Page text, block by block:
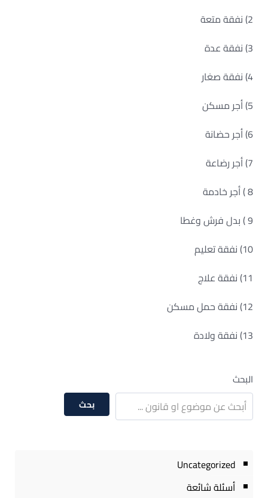
2) نفقة متعة
3) نفقة عدة
4) نفقة صغار
5) أجر مسكن
6) أجر حضانة
7) أجر رضاعة
8 ) أجر خادمة
9 ) بدل فرش وغطا
10) نفقة تعليم
11) نفقة علاج
12) نفقة حمل مسكن
13) نفقة ولادة
البحث
بحث
Uncategorized
أسئلة شائعة